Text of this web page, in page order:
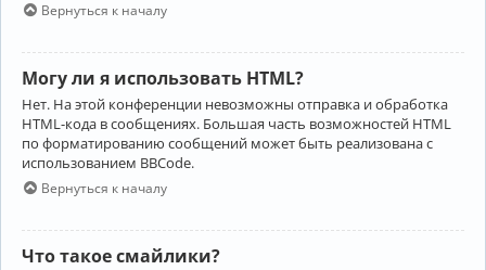
Вернуться к началу
Могу ли я использовать HTML?
Нет. На этой конференции невозможны отправка и обработка
HTML-кода в сообщениях. Большая часть возможностей HTML
по форматированию сообщений может быть реализована с
использованием BBCode.
Вернуться к началу
Что такое смайлики?